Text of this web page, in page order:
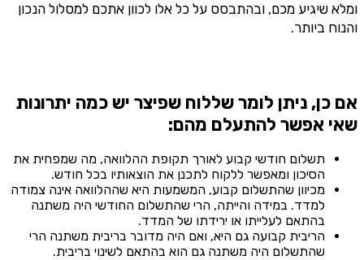
ומלא שיגיע מכם, ובהתבסס על כל אלו לכוון אתכם למסלול הנכון
והנוח ביותר.
אם כן, ניתן לומר שללוח שפיצר יש כמה יתרונות
שאי אפשר להתעלם מהם:
תשלום חודשי קבוע לאורך תקופת ההלוואה, מה שמפחית את
הסיכון ומאפשר ללקוח לתכנן את הוצאותיו בכל חודש.
מכיוון שהתשלום קבוע, המשמעות היא שההלוואה אינה צמודה
למדד. במידה והייתה, הרי שהתשלום החודשי היה משתנה
בהתאם לעלייתו או ירידתו של המדד.
הריבית קבועה גם היא, ואם היה מדובר בריבית משתנה הרי
שהתשלום היה משתנה גם הוא בהתאם לשינוי בריבית.